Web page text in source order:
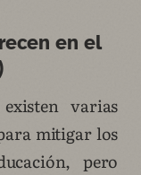
en el
varias
mitigar los
pero